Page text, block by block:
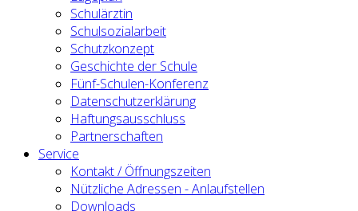
Schulärztin
Schulsozialarbeit
Schutzkonzept
Geschichte der Schule
Fünf-Schulen-Konferenz
Datenschutzerklärung
Haftungsausschluss
Partnerschaften
Service
Kontakt / Öffnungszeiten
Nützliche Adressen - Anlaufstellen
Downloads